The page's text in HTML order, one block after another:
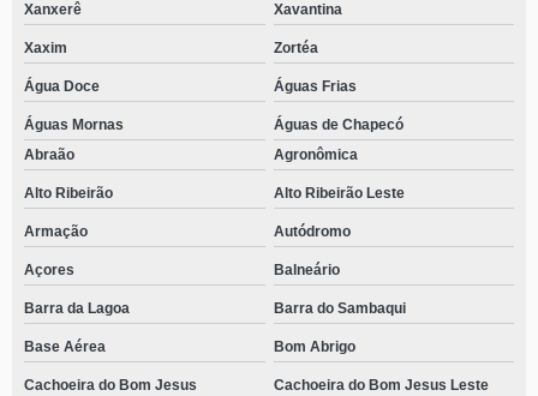
Xanxerê Xavantina
Xaxim Zortéa
Água Doce Águas Frias
Águas Mornas
Águas de Chapecó
Abraão
Agronômica
Alto Ribeirão Alto Ribeirão Leste
Armação Autódromo
Açores Balneário
Barra da Lagoa Barra do Sambaqui
Base Aérea Bom Abrigo
Cachoeira do Bom Jesus Cachoeira do Bom Jesus Leste